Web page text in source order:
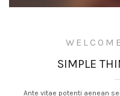
SIMPLE
Ante vitae potenti aenean